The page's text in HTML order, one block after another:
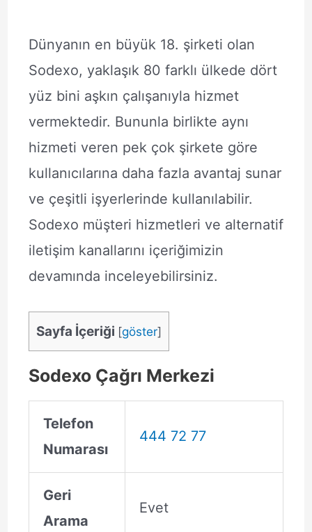
Dünyanın en büyük 18. şirketi olan
Sodexo, yaklaşık 80 farklı ülkede dört
yüz bini aşkın çalışanıyla hizmet
vermektedir. Bununla birlikte aynı
hizmeti veren pek çok şirkete göre
kullanıcılarına daha fazla avantaj sunar
ve çeşitli işyerlerinde kullanılabilir.
Sodexo müşteri hizmetleri ve alternatif
iletişim kanallarını içeriğimizin
devamında inceleyebilirsiniz.
Sayfa İçeriği [göster]
Sodexo Çağrı Merkezi
Telefon
Numarası
444 72 77
Geri
Arama
Evet